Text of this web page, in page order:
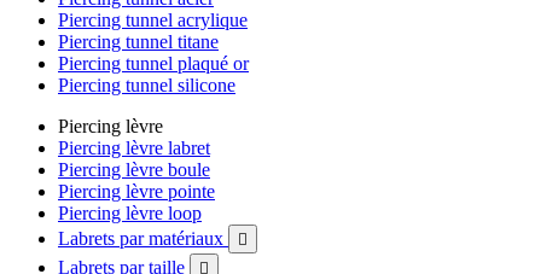
Piercing tunnel acrylique
Piercing tunnel titane
Piercing tunnel plaqué or
Piercing tunnel silicone
Piercing lèvre
Piercing lèvre labret
Piercing lèvre boule
Piercing lèvre pointe
Piercing lèvre loop
Labrets par matériaux

Labrets par taille 